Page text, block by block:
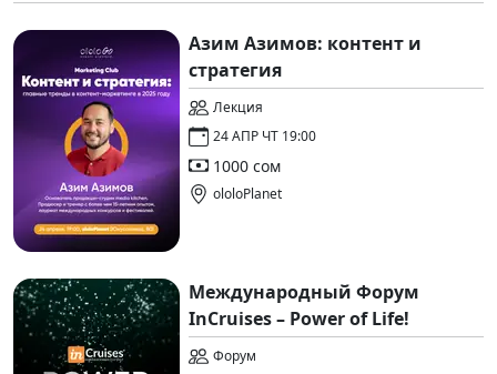
Азим Азимов: контент и
стратегия
Лекция
24 АПР ЧТ 19:00
1000 сом
ololoPlanet
Международный Форум
InCruises – Power of Life!
Форум